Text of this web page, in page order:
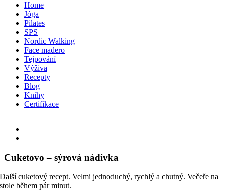
Home
Jóga
Pilates
SPS
Nordic Walking
Face madero
Tejpování
Výživa
Recepty
Blog
Knihy
Certifikace
Cuketovo – sýrová nádivka
Další cuketový recept. Velmi jednoduchý, rychlý a chutný. Večeře na
stole během pár minut.